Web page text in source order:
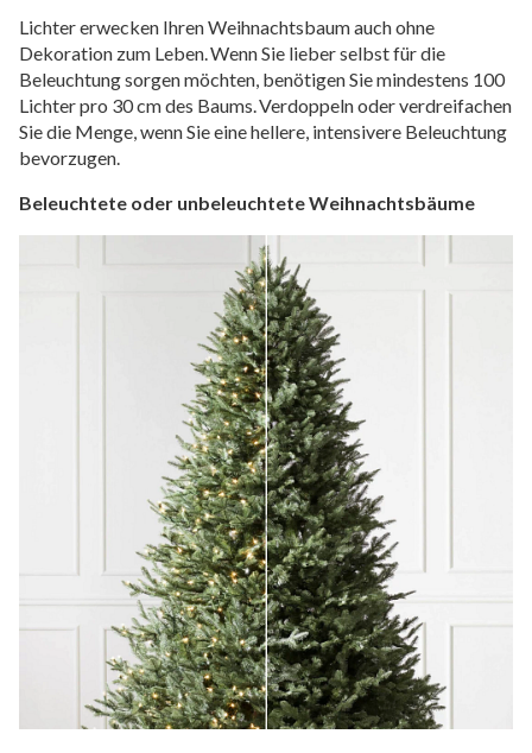
Lichter erwecken Ihren Weihnachtsbaum auch ohne
Dekoration zum Leben. Wenn Sie lieber selbst für die
Beleuchtung sorgen möchten, benötigen Sie mindestens 100
Lichter pro 30 cm des Baums. Verdoppeln oder verdreifachen
Sie die Menge, wenn Sie eine hellere, intensivere Beleuchtung
bevorzugen.
Beleuchtete oder unbeleuchtete Weihnachtsbäume